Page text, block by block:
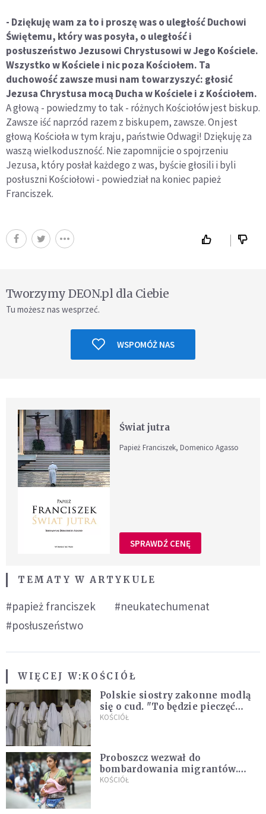
- Dziękuję wam za to i proszę was o uległość Duchowi
Świętemu, który was posyła, o uległość i
posłuszeństwo Jezusowi Chrystusowi w Jego Kościele.
Wszystko w Kościele i nic poza Kościołem. Ta
duchowość zawsze musi nam towarzyszyć: głosić
Jezusa Chrystusa mocą Ducha w Kościele i z Kościołem.
A głową - powiedzmy to tak - różnych Kościołów jest biskup.
Zawsze iść naprzód razem z biskupem, zawsze. On jest
głową Kościoła w tym kraju, państwie Odwagi! Dziękuję za
waszą wielkoduszność. Nie zapomnijcie o spojrzeniu
Jezusa, który posłał każdego z was, byście głosili i byli
posłuszni Kościołowi - powiedział na koniec papież
Franciszek.
Tworzymy DEON.pl dla Ciebie
Tu możesz nas wesprzeć.
WSPOMÓŻ NAS
Świat jutra
Papież Franciszek, Domenico Agasso
SPRAWDŹ CENĘ
TEMATY W ARTYKULE
#papież franciszek
#neukatechumenat
#posłuszeństwo
WIĘCEJ W:KOŚCIÓŁ
Polskie siostry zakonne modlą
się o cud. "To będzie pieczęć
Pana Boga dla naszej wiary"
KOŚCIÓŁ
Proboszcz wezwał do
bombardowania migrantów.
"Masowy ogień przeciwko
KOŚCIÓŁ